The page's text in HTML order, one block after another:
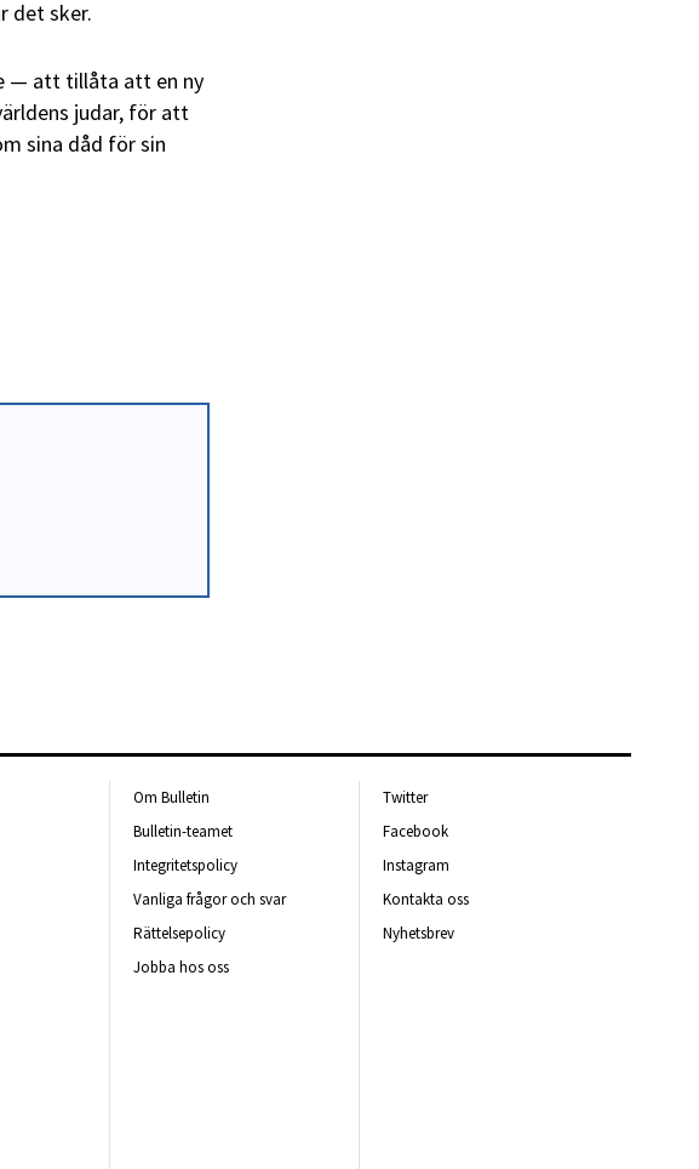
det sker.
— att tillåta att en ny
judar, för att
sina dåd för sin
Om Bulletin
Bulletin-teamet
Integritetspolicy
Vanliga frågor och svar
Rättelsepolicy
Jobba hos oss
Twitter
Facebook
Instagram
Kontakta oss
Nyhetsbrev